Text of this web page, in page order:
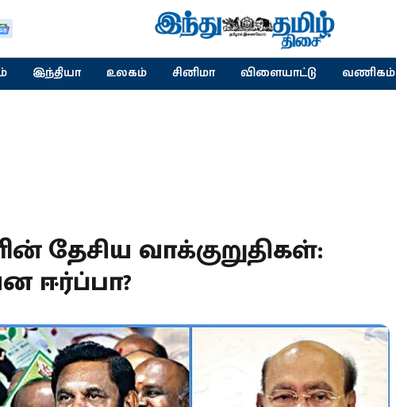
இந்தியா உலகம் சினிமா விளையாட்டு வணிகம்
தேசிய வாக்குறுதிகள்:
ஈர்ப்பா?